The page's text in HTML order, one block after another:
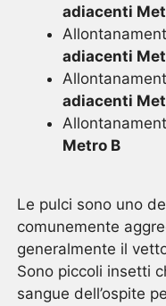
adiacenti
adiacenti
adiacenti
Metro B
Le pulci sono uno
comunemente
generalmente il
Sono piccoli insetti
sangue dell’ospite